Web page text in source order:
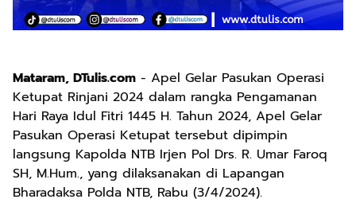
Mataram, DTulis.com - Apel Gelar Pasukan Operasi
Ketupat Rinjani 2024 dalam rangka Pengamanan
Hari Raya Idul Fitri 1445 H. Tahun 2024, Apel Gelar
Pasukan Operasi Ketupat tersebut dipimpin
langsung Kapolda NTB Irjen Pol Drs. R. Umar Faroq
SH, M.Hum., yang dilaksanakan di Lapangan
Bharadaksa Polda NTB, Rabu (3/4/2024).